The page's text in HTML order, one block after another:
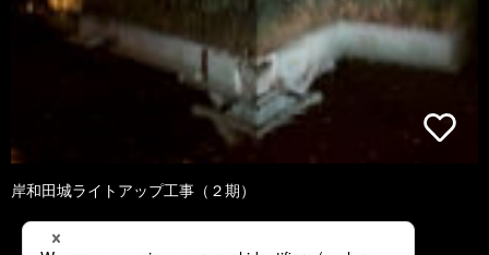
岸和田城ライトアップ工事（２期）